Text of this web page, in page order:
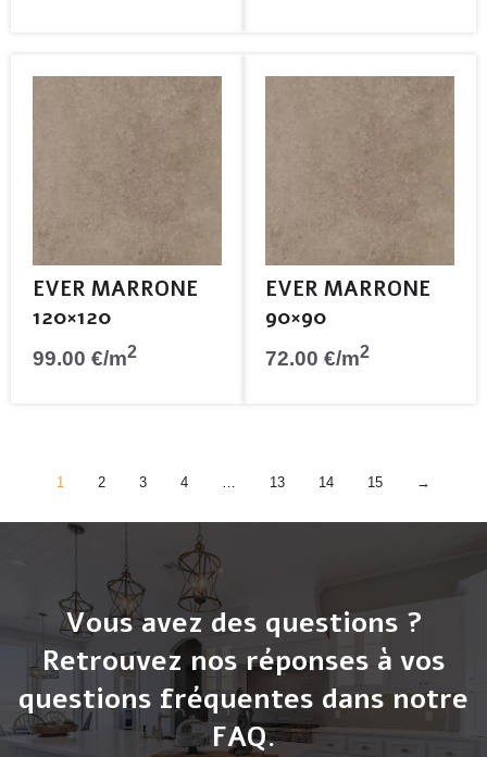
EVER MARRONE
120×120
99.00 €/m2
EVER MARRONE
90×90
72.00 €/m2
1 2 3 4 13 14 15 →
Vous avez des questions ?
Retrouvez nos réponses à vos
questions fréquentes dans notre
FAQ.